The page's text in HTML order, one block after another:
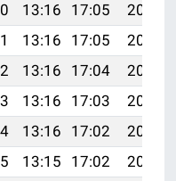
13:16 17:05
20:13
13:16 17:05
20:11
13:16 17:04
20:10
13:16 17:03
20:08
13:16 17:02
20:07
13:15 17:02
20:05